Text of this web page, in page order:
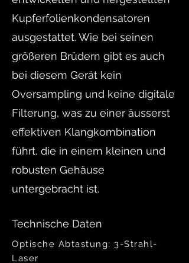
Kupferfolienkondensatoren
ausgestattet. Wie bei seinen
größeren Brüdern gibt es auch
bei diesem Gerät kein
Oversampling und keine digitale
Filterung, was zu einer äusserst
effektiven Klangkombination
führt, die in einem kleinen und
robusten Gehäuse
untergebracht ist.
Technische Daten
Optische Abtastung: 3-Strahl-
Laser